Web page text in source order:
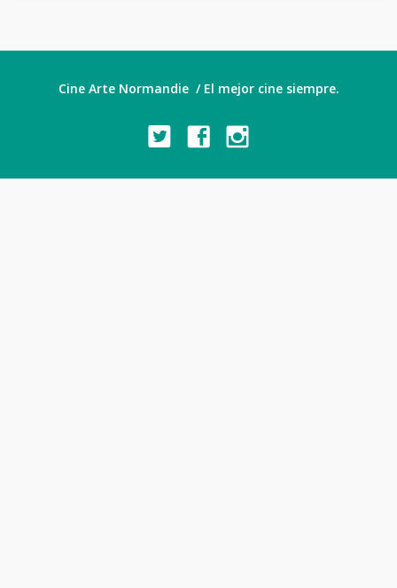
Cine Arte Normandie / El mejor cine siempre.